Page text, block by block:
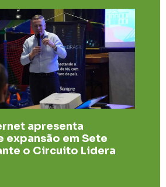
apresenta
expansão em Sete
o Circuito Lidera